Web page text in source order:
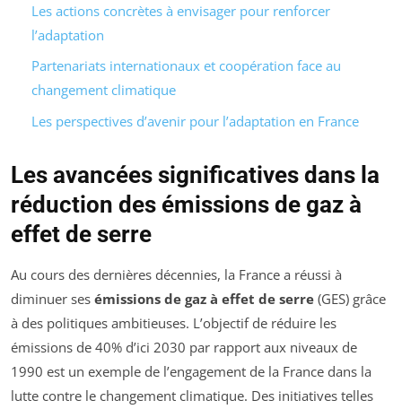
Les actions concrètes à envisager pour renforcer
l’adaptation
Partenariats internationaux et coopération face au
changement climatique
Les perspectives d’avenir pour l’adaptation en France
Les avancées significatives dans la
réduction des émissions de gaz à
effet de serre
Au cours des dernières décennies, la France a réussi à
diminuer ses émissions de gaz à effet de serre (GES) grâce
à des politiques ambitieuses. L’objectif de réduire les
émissions de 40% d’ici 2030 par rapport aux niveaux de
1990 est un exemple de l’engagement de la France dans la
lutte contre le changement climatique. Des initiatives telles